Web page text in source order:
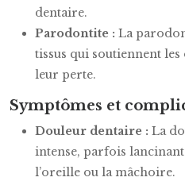
dentaire.
Parodontite : La
tissus qui soutiennent
leur perte.
Symptômes et
Douleur dentaire : La
intense, parfois
l’oreille ou la mâchoire.